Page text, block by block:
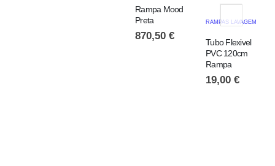
Rampa Mood
Preta
870,50 €
RAMPAS LAVAGEM
Tubo Flexivel
PVC 120cm
Rampa
19,00 €